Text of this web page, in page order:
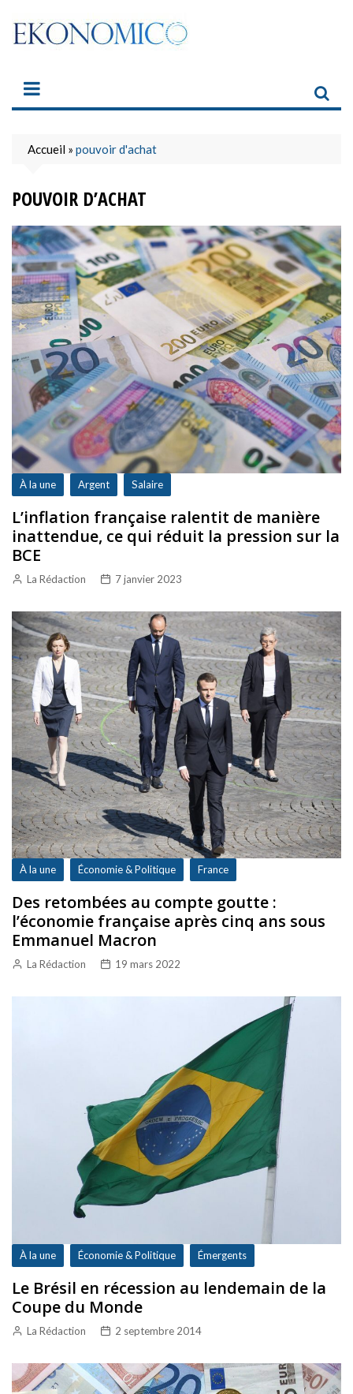
content
Accueil » pouvoir d'achat
POUVOIR D’ACHAT
À la une Argent Salaire
L’inflation française ralentit de manière
inattendue, ce qui réduit la pression sur la
BCE
La Rédaction 7 janvier 2023
À la une Économie & Politique France
Des retombées au compte goutte :
l’économie française après cinq ans sous
Emmanuel Macron
La Rédaction 19 mars 2022
À la une Économie & Politique Émergents
Le Brésil en récession au lendemain de la
Coupe du Monde
La Rédaction 2 septembre 2014